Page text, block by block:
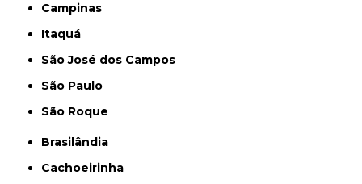
Campinas
Itaquá
São José dos Campos
São Paulo
São Roque
Brasilândia
Cachoeirinha